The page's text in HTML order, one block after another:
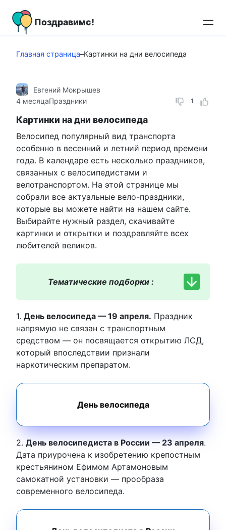
контенту
Поздравимс!
Главная страница–Картинки на дни велосипеда
1
Евгений Мокрышев
4 месяцаПраздники
Картинки на дни велосипеда
Велосипед популярный вид транспорта
особенно в весенний и летний период времени
года. В календаре есть несколько праздников,
связанных с велосипедистами и
велотранспортом. На этой странице мы
собрали все актуальные вело-праздники,
которые вы можете найти на нашем сайте.
Выбирайте нужный раздел, скачивайте
картинки и открытки и поздравляйте всех
любителей великов.
Тематические подборки :
1. День велосипеда — 19 апреля. Праздник
напрямую не связан с транспортным
средством — он посвящается открытию ЛСД,
который впоследствии признали
наркотическим препаратом.
День велосипеда
2. День велосипедиста в России — 23 апреля.
Дата приурочена к изобретению крепостным
крестьянином Ефимом Артамоновым
самокатной установки — прообраза
современного велосипеда.